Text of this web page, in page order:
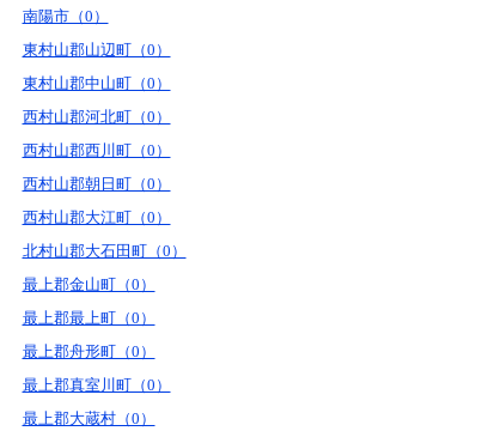
南陽市（0）
東村山郡山辺町（0）
東村山郡中山町（0）
西村山郡河北町（0）
西村山郡西川町（0）
西村山郡朝日町（0）
西村山郡大江町（0）
北村山郡大石田町（0）
最上郡金山町（0）
最上郡最上町（0）
最上郡舟形町（0）
最上郡真室川町（0）
最上郡大蔵村（0）